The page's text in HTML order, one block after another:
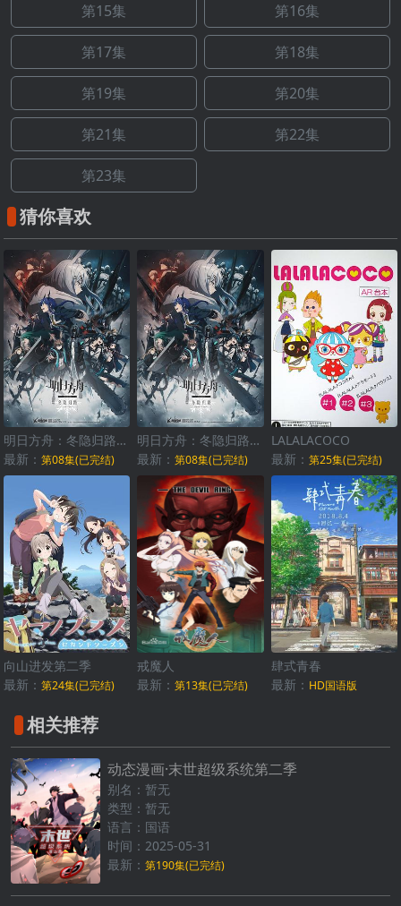
第15集 第16集
第17集 第18集
第19集 第20集
第21集 第22集
第23集
猜你喜欢
明日方舟：冬隐归路国语
最新： 第08集(已完结)
明日方舟：冬隐归路日语
最新：第08集(已完结)
LALALACOCO
最新： 第25集(已完结)
向山进发第二季
最新： 第24集(已完结)
戒魔人
最新：第13集(已完结)
肆式青春
最新： HD国语版
相关推荐
动态漫画·末世超级系统第二季
别名：暂无
类型：暂无
语言：国语
时间：2025-05-31
最新： 第190集(已完结)